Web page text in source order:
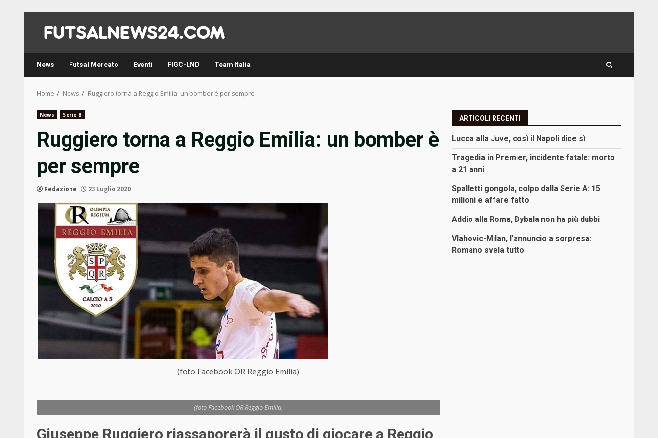
content
News Futsal Mercato Eventi FIGC-LND Team Italia
Home News Ruggiero torna a Reggio Emilia: un bomber è per sempre
News Serie B
Ruggiero torna a Reggio Emilia: un bomber è
per sempre
Redazione 23 Luglio 2020
(foto Facebook OR Reggio Emilia)
(foto Facebook OR Reggio Emilia)
Giuseppe Ruggiero riassaporerà il gusto di giocare a Reggio
ARTICOLI RECENTI
Lucca alla Juve, così il Napoli dice sì
Tragedia in Premier, incidente fatale: morto
a 21 anni
Spalletti gongola, colpo dalla Serie A: 15
milioni e affare fatto
Addio alla Roma, Dybala non ha più dubbi
Vlahovic-Milan, l’annuncio a sorpresa:
Romano svela tutto